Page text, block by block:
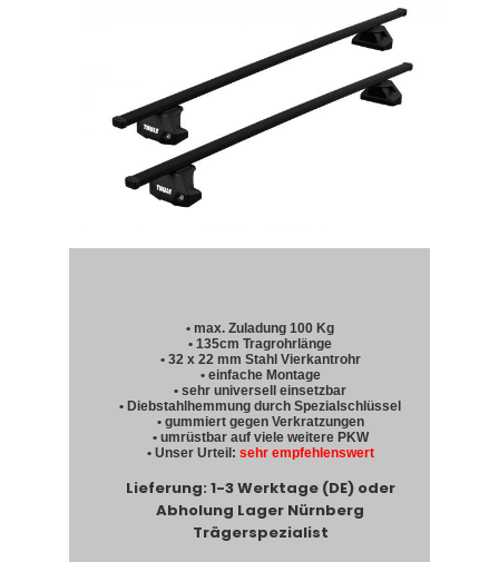
• max. Zuladung 100 Kg
• 135cm Tragrohrlänge
• 32 x 22 mm Stahl Vierkantrohr
• einfache Montage
• sehr universell einsetzbar
• Diebstahlhemmung durch Spezialschlüssel
• gummiert gegen Verkratzungen
• umrüstbar auf viele weitere PKW
• Unser Urteil: sehr empfehlenswert
Lieferung: 1-3 Werktage (DE) oder
Abholung Lager Nürnberg
Trägerspezialist